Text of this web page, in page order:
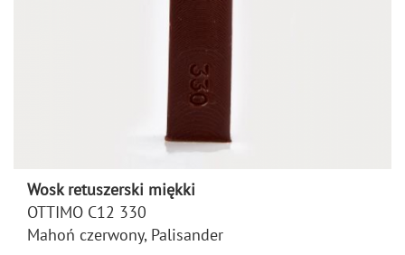
Wosk retuszerski miękki
OTTIMO C12 330
Mahoń czerwony, Palisander